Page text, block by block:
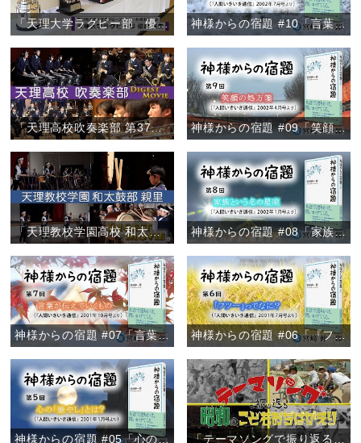
「天理大学ラグビー部 優勝報告」 神様からの宿題 #10「言葉の代わりに……」
「天理高校吹奏楽部 第37回定期演奏会/ファイナル・コンサート2020ダイジェスト」 神様からの宿題 #09「笑顔の処方箋」
「天理教校学園高校 和太鼓部親里 定期演奏会ダイジェスト」 神様からの宿題 #08「家族という名の星座」
神様からの宿題 #07「言葉が伝えていくもの」 神様からの宿題 #06「『フツー』ってなに？」
神様からの宿題 #05「心の『癒やし』とは？」 「テーマソングで振り返る 昭和のこどもおぢばがえり」